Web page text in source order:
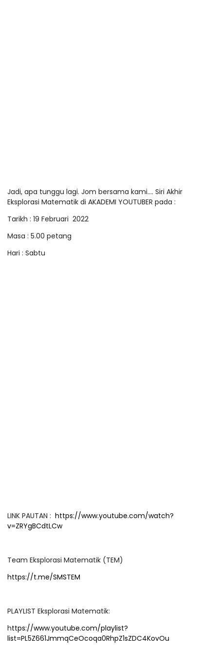
Jadi, apa tunggu lagi. Jom bersama kami…. Siri Akhir
Eksplorasi Matematik di AKADEMI YOUTUBER pada :
Tarikh : 19 Februari 2022
Masa : 5.00 petang
Hari : Sabtu
LINK PAUTAN : https://www.youtube.com/watch?
v=ZRYgBCdtLCw
Team Eksplorasi Matematik (TEM)
https://t.me/SMSTEM
PLAYLIST Eksplorasi Matematik:
https://www.youtube.com/playlist?
list=PL5Z661JmmqCeOcoqa0RhpZ1sZDC4KovOu